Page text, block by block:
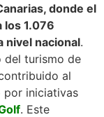
donde el
los 1.076
nivel nacional.
del turismo de
al
por iniciativas
. Este